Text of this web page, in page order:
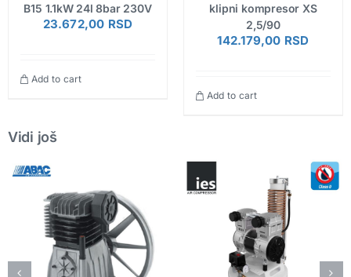
B15 1.1kW 24l 8bar 230V
23.672,00 RSD
Add to cart
klipni kompresor XS
2,5/90
142.179,00 RSD
Add to cart
Vidi još